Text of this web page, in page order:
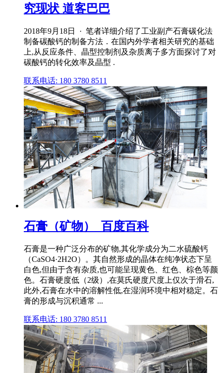
究现状 道客巴巴
2018年9月18日 · 笔者详细介绍了工业副产石膏碳化法
制备碳酸钙的制备方法．在国内外学者相关研究的基础
上,从反应条件、晶型控制剂及杂质离子多方面探讨了对
碳酸钙的转化效率及晶型 .
联系电话: 180 3780 8511
石膏（矿物）_百度百科
石膏是一种广泛分布的矿物,其化学成分为二水硫酸钙
（CaSO4·2H2O）。其自然形成的晶体在纯净状态下呈
白色,但由于含有杂质,也可能呈现黄色、红色、棕色等颜
色。石膏硬度低（2级）,在莫氏硬度尺度上仅次于滑石,
此外,石膏在水中的溶解性低,在湿润环境中相对稳定。石
膏的形成与沉积通常 ...
联系电话: 180 3780 8511